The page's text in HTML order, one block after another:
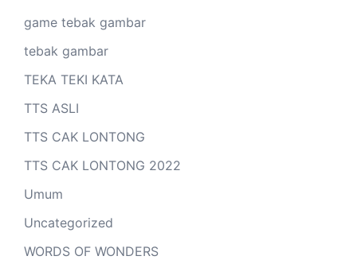
game tebak gambar
tebak gambar
TEKA TEKI KATA
TTS ASLI
TTS CAK LONTONG
TTS CAK LONTONG 2022
Umum
Uncategorized
WORDS OF WONDERS